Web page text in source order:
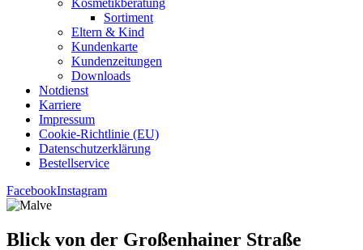
Kos­me­tik­be­ra­tung
Sor­ti­ment
Eltern & Kind
Kun­den­kar­te
Kun­den­zei­tun­gen
Down­loads
Not­dienst
Kar­rie­re
Impres­sum
Coo­kie-Rich­t­­li­­nie (EU)
Datenschutz­erklärung
Bestell­ser­vice
FacebookInstagram
Blick von der Gro­ßen­hai­ner Straße